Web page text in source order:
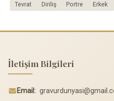
Tevrat
Diriliş Portre Erkek
İletişim Bilgileri
Email: